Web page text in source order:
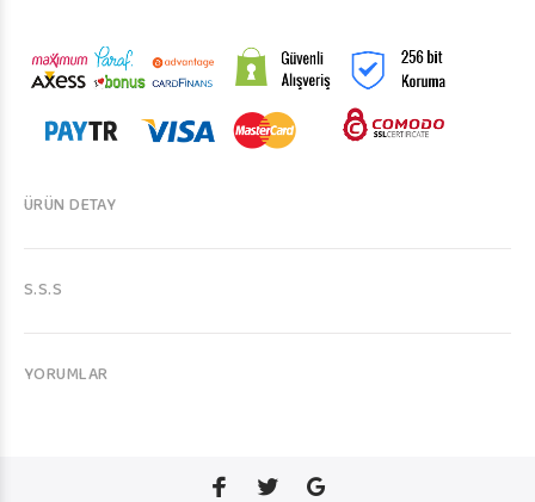
ÜRÜN DETAY
S.S.S
YORUMLAR